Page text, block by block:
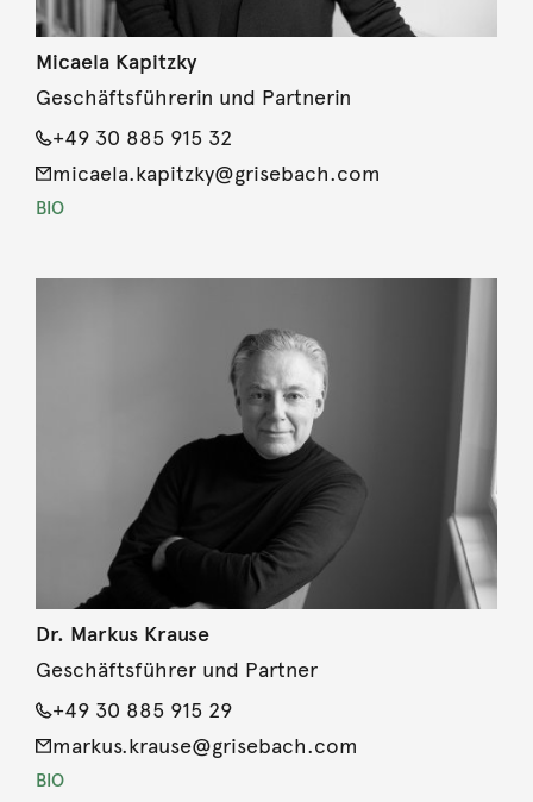
Micaela Kapitzky
Geschäftsführerin und Partnerin
+49 30 885 915 32
micaela.kapitzky@grisebach.com
BIO
Dr. Markus Krause
Geschäftsführer und Partner
+49 30 885 915 29
markus.krause@grisebach.com
BIO